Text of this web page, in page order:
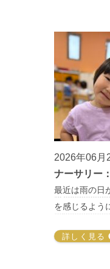
2026年06月
ナーサリー
最近は雨の日
を感じるよう
詳しく見る